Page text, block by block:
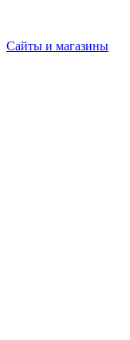
Сайты и магазины